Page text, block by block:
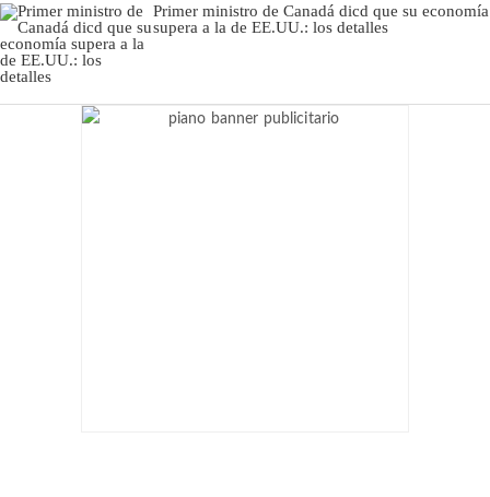
Primer ministro de Canadá dicd que su economía
supera a la de EE.UU.: los detalles